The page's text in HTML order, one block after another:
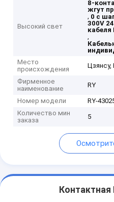
Высокий свет
8-
жгут
, 0 с
300V
кабеля
,
Место
происхождения
Цзянсу,
Фирменное
наименование
RY
Номер модели
RY-
Количество мин
заказа
5